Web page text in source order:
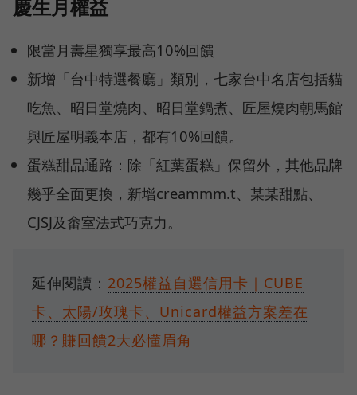
慶生月權益
限當月壽星獨享最高10%回饋
新增「台中特選餐廳」類別，七家台中名店包括貓
吃魚、昭日堂燒肉、昭日堂鍋煮、匠屋燒肉朝馬館
與匠屋明義本店，都有10%回饋。
蛋糕甜品通路：除「紅葉蛋糕」保留外，其他品牌
幾乎全面更換，新增creammm.t、某某甜點、
CJSJ及畬室法式巧克力。
延伸閱讀： 2025權益自選信用卡｜CUBE
卡、太陽/玫瑰卡、Unicard權益方案差在
哪？賺回饋2大必懂眉角